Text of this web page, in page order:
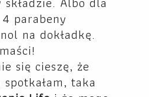
parabeny
na dokładkę.
się cieszę, że
taka